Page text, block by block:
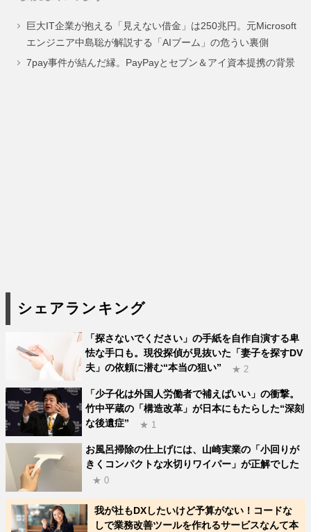
ー
ジ
ー
ジ
ー
ジ
ー
ジ
巨大IT企業が抱える「見えない借金」は250兆円。元Microsoft
エンジニア中島聡が解説する「AIブーム」の危うい裏側
7pay事件が結んだ縁。PayPayとセブン＆アイ資本提携の背景
シェアランキング
「探さないでください」の手紙を自作自演する卑
怯な手口も。現役探偵が見抜いた「妻子を探すDV
夫」の依頼に潜む“本当の狙い”
★ 2
「少子化は外国人労働者で補えばいい」の衝撃。
竹中平蔵の「構造改革」が日本にもたらした“深刻
な後遺症”
★ 1
お風呂掃除の仕上げには、山崎実業の「小回りが
きくコンパクトな水切りワイパー」が正解でした
★ 0
我が社もDXしたいけど予算がない！コードな
しで業務改善ツールを作れるサービスなんて本